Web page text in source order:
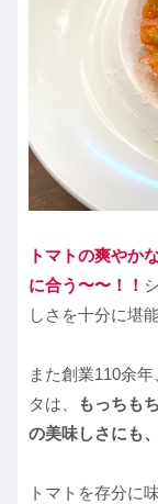
トマトの爽やか
に合う〜〜！！
しさを十分に堪
また創業110余
タは、
もっちも
の美味しさにも
トマトを存分に